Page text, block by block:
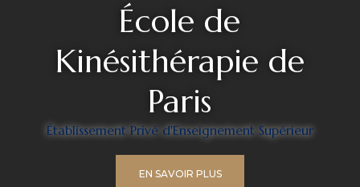
École de
Kinésithérapie de
Paris
EN SAVOIR PLUS
Établissement Privé d'Enseignement Supérieur